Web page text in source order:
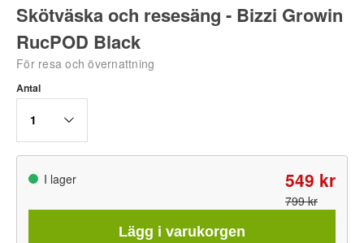
Skötväska och resesäng - Bizzi Growin
RucPOD Black
För resa och övernattning
Antal
1
I lager 549 kr
799 kr
Lägg i varukorgen